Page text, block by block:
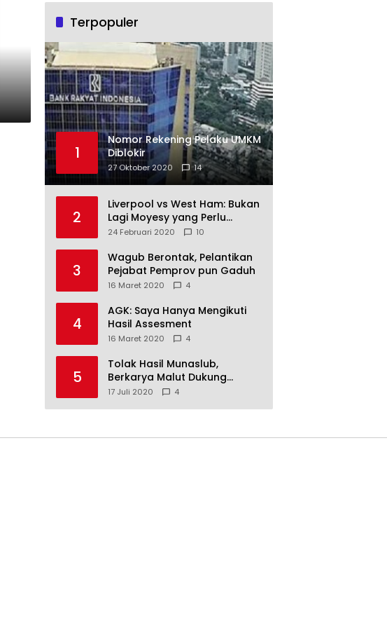
Terpopuler
1
Nomor Rekening Pelaku UMKM
Diblokir
27 Oktober 2020 14
2
Liverpool vs West Ham: Bukan
Lagi Moyesy yang Perlu
Ditakuti
24 Februari 2020 10
3
Wagub Berontak, Pelantikan
Pejabat Pemprov pun Gaduh
16 Maret 2020 4
4
AGK: Saya Hanya Mengikuti
Hasil Assesment
16 Maret 2020 4
5
Tolak Hasil Munaslub,
Berkarya Malut Dukung
Tommy Soeharto
17 Juli 2020 4